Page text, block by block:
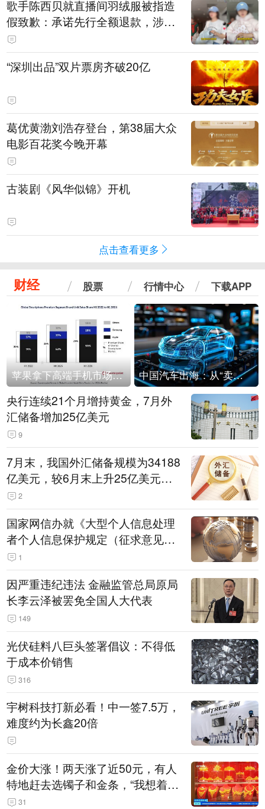
歌手陈西贝就直播间羽绒服被指造
假致歉：承诺先行全额退款，涉事
销售额约300万元
“深圳出品”双片票房齐破20亿
葛优黄渤刘浩存登台，第38届大众
电影百花奖今晚开幕
古装剧《风华似锦》开机
点击查看更多
财经 股票 行情中心 下载APP
苹果拿下高端手机市场65%的份额：iPhone 17系列功不可没 中国汽车出海：从“卖出去”到“走进去”
央行连续21个月增持黄金，7月外
汇储备增加25亿美元
9
7月末，我国外汇储备规模为34188
亿美元，较6月末上升25亿美元，
升幅为0.07%
2
国家网信办就《大型个人信息处理
者个人信息保护规定（征求意见
稿）》公开征求意见
1
因严重违纪违法 金融监管总局原局
长李云泽被罢免全国人大代表
149
光伏硅料八巨头签署倡议：不得低
于成本价销售
316
宇树科技打新必看！中一签7.5万，
难度约为长鑫20倍
金价大涨！两天涨了近50元，有人
特地赶去选镯子和金条，“我想着买
起来可以保值，小批量进一些货”
31